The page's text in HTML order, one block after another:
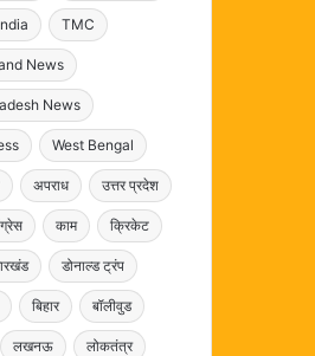
TMC
News
News
West Bengal
अपराध उत्तर प्रदेश
काम क्रिकेट
डोनाल्ड ट्रंप
बिहार बॉलीवुड
लखनऊ लोकतंत्र